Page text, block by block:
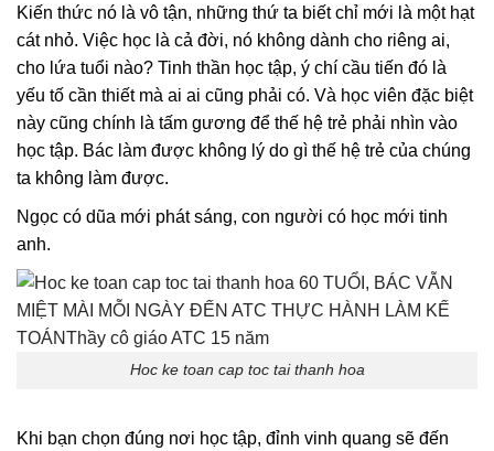
Kiến thức nó là vô tận, những thứ ta biết chỉ mới là một hạt
cát nhỏ. Việc học là cả đời, nó không dành cho riêng ai,
cho lứa tuổi nào? Tinh thần học tập, ý chí cầu tiến đó là
yếu tố cần thiết mà ai ai cũng phải có. Và học viên đặc biệt
này cũng chính là tấm gương để thế hệ trẻ phải nhìn vào
học tập. Bác làm được không lý do gì thế hệ trẻ của chúng
ta không làm được.
Ngọc có dũa mới phát sáng, con người có học mới tinh
anh.
Hoc ke toan cap toc tai thanh hoa
Khi bạn chọn đúng nơi học tập, đỉnh vinh quang sẽ đến